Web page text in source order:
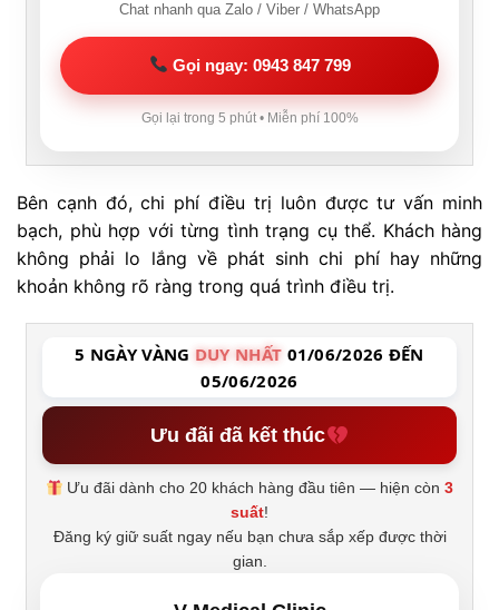
Chat nhanh qua Zalo / Viber / WhatsApp
Gọi ngay: 0943 847 799
Gọi lại trong 5 phút • Miễn phí 100%
Bên cạnh đó, chi phí điều trị luôn được tư vấn minh
bạch, phù hợp với từng tình trạng cụ thể. Khách hàng
không phải lo lắng về phát sinh chi phí hay những
khoản không rõ ràng trong quá trình điều trị.
5 NGÀY VÀNG DUY NHẤT 01/06/2026 ĐẾN
05/06/2026
Ưu đãi đã kết thúc
Ưu đãi dành cho 20 khách hàng đầu tiên — hiện còn3
suất!
Đăng ký giữ suất ngay nếu bạn chưa sắp xếp được thời
gian.